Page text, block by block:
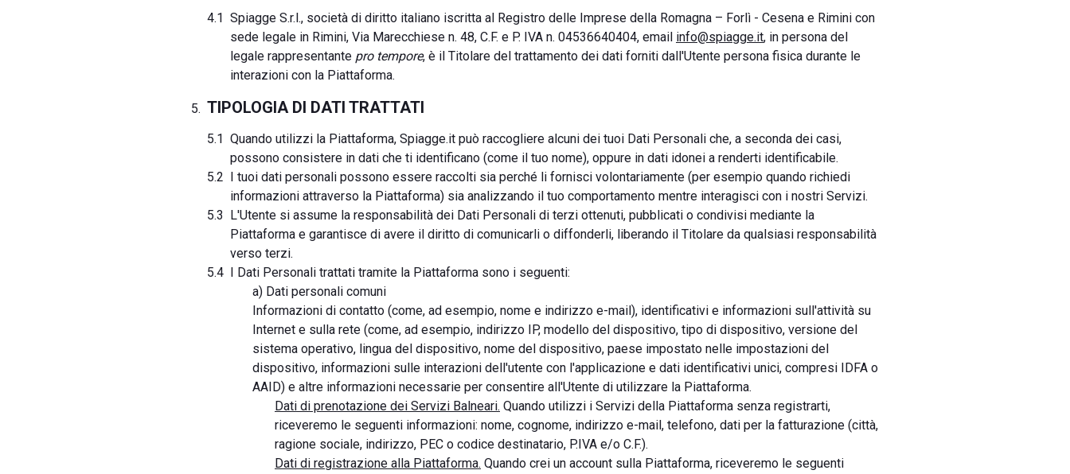
Spiagge S.r.l., società di diritto italiano iscritta al Registro delle Imprese della Romagna – Forlì - Cesena e Rimini con
sede legale in Rimini, Via Marecchiese n. 48, C.F. e P. IVA n. 04536640404, email info@spiagge.it, in persona del
legale rappresentante pro tempore, è il Titolare del trattamento dei dati forniti dall'Utente persona fisica durante le
interazioni con la Piattaforma.
TIPOLOGIA DI DATI TRATTATI
Quando utilizzi la Piattaforma, Spiagge.it può raccogliere alcuni dei tuoi Dati Personali che, a seconda dei casi,
possono consistere in dati che ti identificano (come il tuo nome), oppure in dati idonei a renderti identificabile.
I tuoi dati personali possono essere raccolti sia perché li fornisci volontariamente (per esempio quando richiedi
informazioni attraverso la Piattaforma) sia analizzando il tuo comportamento mentre interagisci con i nostri Servizi.
L'Utente si assume la responsabilità dei Dati Personali di terzi ottenuti, pubblicati o condivisi mediante la
Piattaforma e garantisce di avere il diritto di comunicarli o diffonderli, liberando il Titolare da qualsiasi responsabilità
verso terzi.
I Dati Personali trattati tramite la Piattaforma sono i seguenti:
a) Dati personali comuni
Informazioni di contatto (come, ad esempio, nome e indirizzo e-mail), identificativi e informazioni sull'attività su
Internet e sulla rete (come, ad esempio, indirizzo IP, modello del dispositivo, tipo di dispositivo, versione del
sistema operativo, lingua del dispositivo, nome del dispositivo, paese impostato nelle impostazioni del
dispositivo, informazioni sulle interazioni dell'utente con l'applicazione e dati identificativi unici, compresi IDFA o
AAID) e altre informazioni necessarie per consentire all'Utente di utilizzare la Piattaforma.
Dati di prenotazione dei Servizi Balneari. Quando utilizzi i Servizi della Piattaforma senza registrarti,
riceveremo le seguenti informazioni: nome, cognome, indirizzo e-mail, telefono, dati per la fatturazione (città,
ragione sociale, indirizzo, PEC o codice destinatario, P.IVA e/o C.F.).
Dati di registrazione alla Piattaforma. Quando crei un account sulla Piattaforma, riceveremo le seguenti